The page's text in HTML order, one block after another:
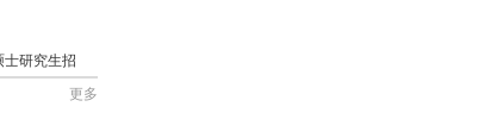
研究生招
更多